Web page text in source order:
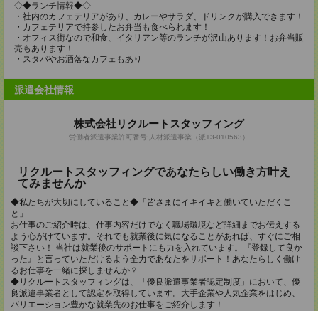
◇◆ランチ情報◆◇
・社内のカフェテリアがあり、カレーやサラダ、ドリンクが購入できます！
・カフェテリアで持参したお弁当も食べられます！
・オフィス街なので和食、イタリアン等のランチが沢山あります！お弁当販
売もあります！
・スタバやお洒落なカフェもあり
派遣会社情報
株式会社リクルートスタッフィング
労働者派遣事業許可番号:人材派遣事業（派13-010563）
リクルートスタッフィングであなたらしい働き方叶え
てみませんか
◆私たちが大切にしていること◆「皆さまにイキイキと働いていただくこ
と」
お仕事のご紹介時は、仕事内容だけでなく職場環境など詳細までお伝えする
よう心がけています。それでも就業後に気になることがあれば、すぐにご相
談下さい！ 当社は就業後のサポートにも力を入れています。『登録して良か
った』と言っていただけるよう全力であなたをサポート！あなたらしく働け
るお仕事を一緒に探しませんか？
◆リクルートスタッフィングは、「優良派遣事業者認定制度」において、優
良派遣事業者として認定を取得しています。大手企業や人気企業をはじめ、
バリエーション豊かな就業先のお仕事をご紹介します！